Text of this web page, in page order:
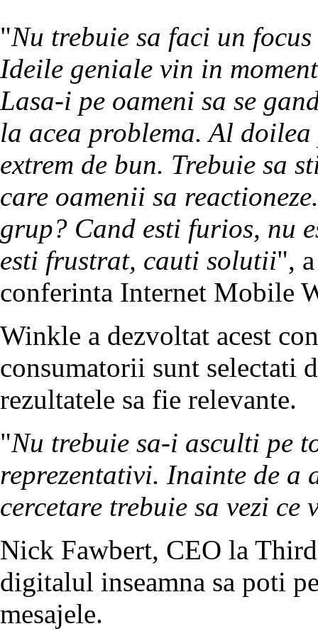
"Nu trebuie sa faci un
Ideile geniale vin in
Lasa-i pe oameni sa se
la acea problema. Al
extrem de bun. Trebuie sa
care oamenii sa
grup? Cand esti furios, nu
esti frustrat, cauti solutii",
conferinta Internet Mobile
Winkle a dezvoltat acest
consumatorii sunt selectati
rezultatele sa fie relevante.
"Nu trebuie sa-i asculti pe
reprezentativi. Inainte de a
cercetare trebuie sa vezi ce
Nick Fawbert, CEO la
digitalul inseamna sa poti
mesajele.